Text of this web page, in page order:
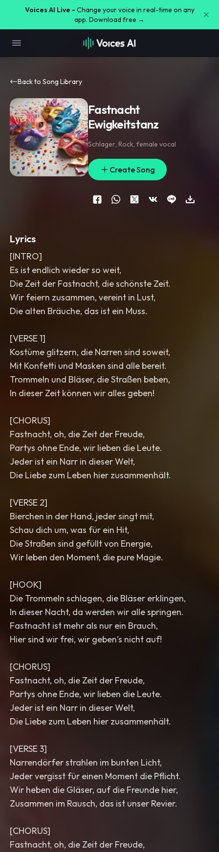
Voices AI Live - Change your voice in real-time on any
app. Download free →
Back to Song Library
Fastnacht
Ewigkeitstanz
Schlager, Rock, female vocal
Create Song
Lyrics
[INTRO]
Es ist endlich wieder so weit,
Die Zeit der Fastnacht, die schönste Zeit.
Wir feiern zusammen, vereint in Lust,
Die alten Bräuche, das ist ein Muss.
[VERSE 1]
Kostüme glitzern, die Narren sind soweit,
Mit Konfetti und Masken sind alle bereit.
Trommeln und Bläser, die Straßen beben,
In dieser Zeit können wir alles geben!
[CHORUS]
Fastnacht, oh, die Zeit der Freude,
Partys ohne Ende, wir lieben die Leute.
Jeder ist ein Narr in dieser Welt,
Die Liebe zum Leben hier zusammenhält.
[VERSE 2]
Bierchen in der Hand, jeder singt mit,
Schau dich um, was für ein Hit,
Die Straßen sind gefüllt von Energie,
Wir leben den Moment, die pure Magie.
[HOOK]
Die Trommeln schlagen, die Bläser erklingen,
In dieser Nacht, da werden wir alle springen.
Fastnacht ist mehr als nur ein Brauch,
Hier sind wir frei, wir geben’s nicht auf!
[CHORUS]
Fastnacht, oh, die Zeit der Freude,
Partys ohne Ende, wir lieben die Leute.
Jeder ist ein Narr in dieser Welt,
Die Liebe zum Leben hier zusammenhält.
[VERSE 3]
Narrendörfer strahlen im bunten Licht,
Jeder vergisst für einen Moment die Pflicht.
Wir heben die Gläser, auf die Freunde hier,
Zusammen im Rausch, das ist unser Revier.
[CHORUS]
Fastnacht, oh, die Zeit der Freude,